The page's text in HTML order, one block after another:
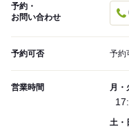
予約・
お問い合わせ
予約可否 予約
営業時間 月・
土・